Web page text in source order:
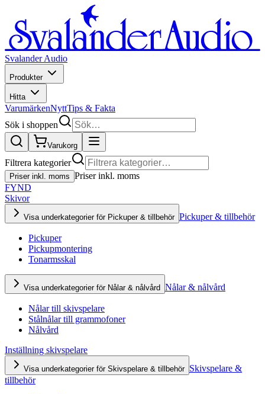
Svalander Audio
Produkter
Hitta
VarumärkenNyttTips & Fakta
Sök i shoppen
Varukorg
Filtrera kategorier
Priser inkl. moms Priser inkl. moms
FYND
Skivor
Visa underkategorier för Pickuper & tillbehör Pickuper & tillbehör
Pickuper
Pickupmontering
Tonarmsskal
Visa underkategorier för Nålar & nålvård Nålar & nålvård
Nålar till skivspelare
Stålnålar till grammofoner
Nålvård
Inställning skivspelare
Visa underkategorier för Skivspelare & tillbehör Skivspelare &
tillbehör